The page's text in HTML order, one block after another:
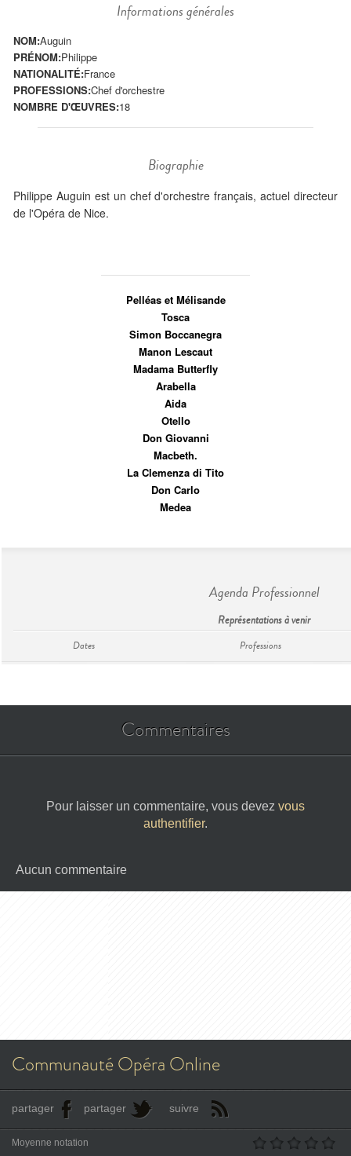
Informations générales
NOM:Auguin
PRÉNOM:Philippe
NATIONALITÉ:France
PROFESSIONS:Chef d'orchestre
NOMBRE D'ŒUVRES:18
Biographie
Philippe Auguin est un chef d'orchestre français, actuel directeur
de l'Opéra de Nice.
Pelléas et Mélisande
Tosca
Simon Boccanegra
Manon Lescaut
Madama Butterfly
Arabella
Aida
Otello
Don Giovanni
Macbeth.
La Clemenza di Tito
Don Carlo
Medea
Agenda Professionnel
Représentations à venir
Dates Professions
Commentaires
Pour laisser un commentaire, vous devez vous
authentifier.
Aucun commentaire
Communauté Opéra Online
partager partager suivre
Moyenne notation